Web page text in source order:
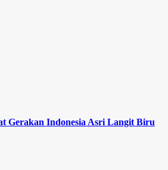
Gerakan Indonesia Asri Langit Biru